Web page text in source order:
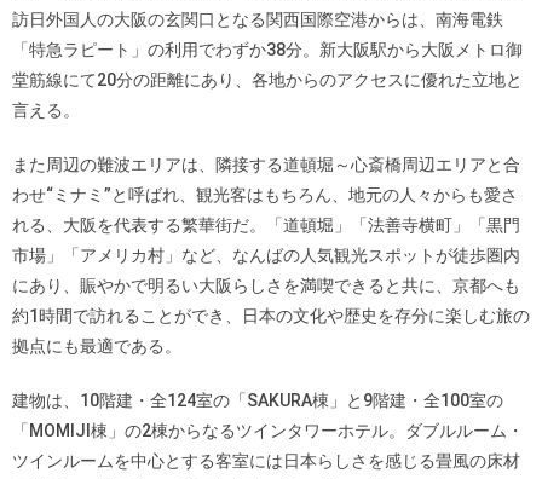
訪日外国人の大阪の玄関口となる関西国際空港からは、南海電鉄
「特急ラピート」の利用でわずか38分。新大阪駅から大阪メトロ御
堂筋線にて20分の距離にあり、各地からのアクセスに優れた立地と
言える。
また周辺の難波エリアは、隣接する道頓堀～心斎橋周辺エリアと合
わせ“ミナミ”と呼ばれ、観光客はもちろん、地元の人々からも愛さ
れる、大阪を代表する繁華街だ。「道頓堀」「法善寺横町」「黒門
市場」「アメリカ村」など、なんばの人気観光スポットが徒歩圏内
にあり、賑やかで明るい大阪らしさを満喫できると共に、京都へも
約1時間で訪れることができ、日本の文化や歴史を存分に楽しむ旅の
拠点にも最適である。
建物は、10階建・全124室の「SAKURA棟」と9階建・全100室の
「MOMIJI棟」の2棟からなるツインタワーホテル。ダブルルーム・
ツインルームを中心とする客室には日本らしさを感じる畳風の床材